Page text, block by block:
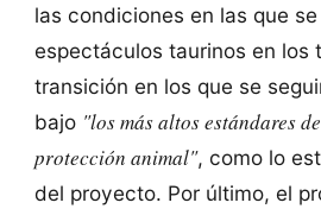
las condiciones en las que
espectáculos taurinos en los
transición en los que se
bajo "los más altos estándares
protección animal", como lo
del proyecto. Por último, el